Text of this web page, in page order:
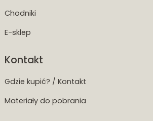
Chodniki
E-sklep
Kontakt
Gdzie kupić? / Kontakt
Materiały do pobrania